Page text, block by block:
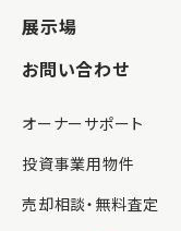
展示場
お問い合わせ
オーナーサポート
投資事業用物件
売却相談・無料査定